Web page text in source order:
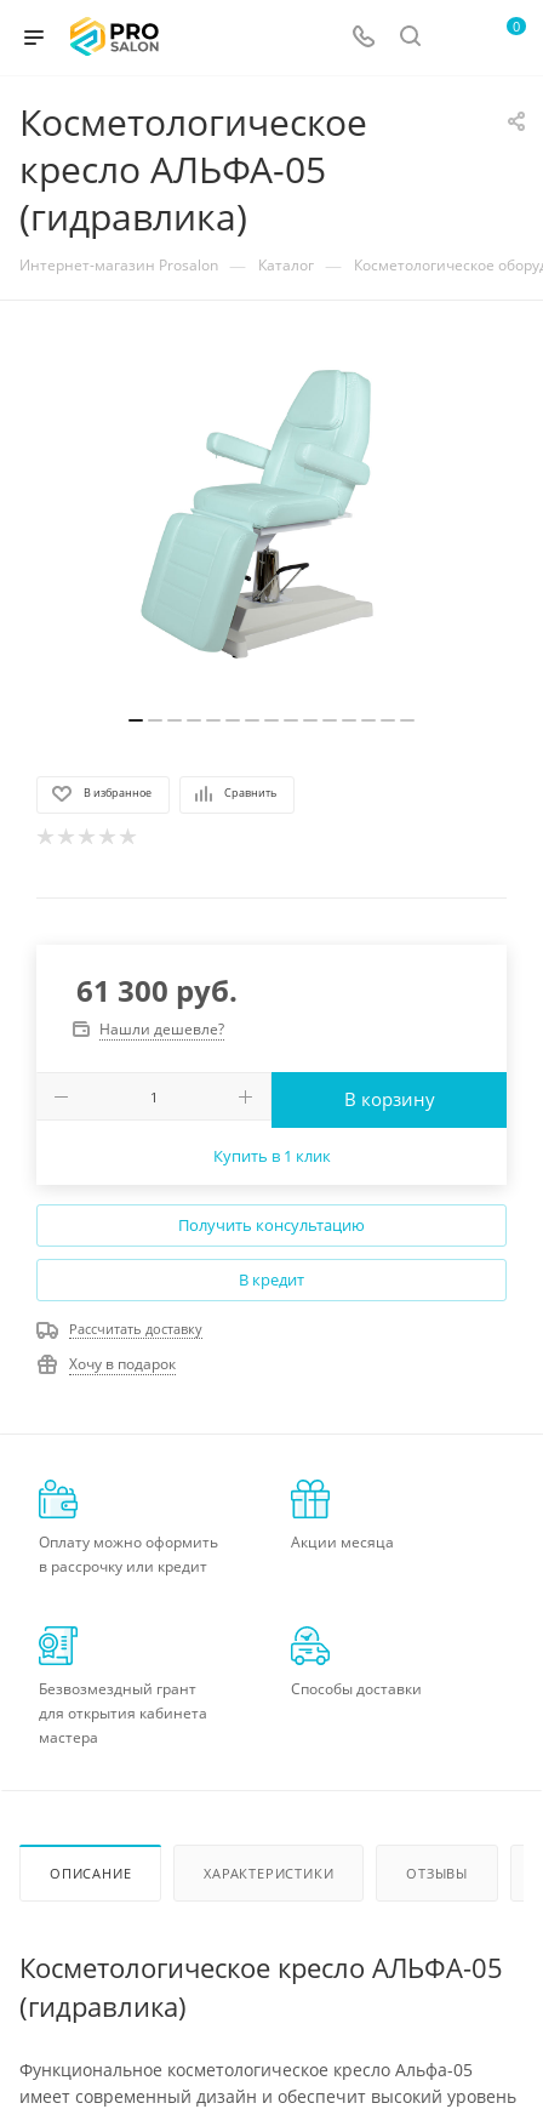
0
Косметологическое
кресло АЛЬФА-05
(гидравлика)
Интернет-магазин Prosalon — Каталог — Косметологическое
В избранное Сравнить
61 300 руб.
Нашли дешевле?
В корзину
Купить в 1 клик
Получить консультацию
В кредит
Рассчитать доставку
Хочу в подарок
Оплату можно оформить
в рассрочку или кредит
Акции месяца
Безвозмездный грант
для открытия кабинета
мастера
Способы доставки
ОПИСАНИЕ ХАРАКТЕРИСТИКИ ОТЗЫВЫ
Косметологическое кресло АЛЬФА-05
(гидравлика)
Функциональное косметологическое кресло Альфа-05
имеет современный дизайн и обеспечит высокий уровень